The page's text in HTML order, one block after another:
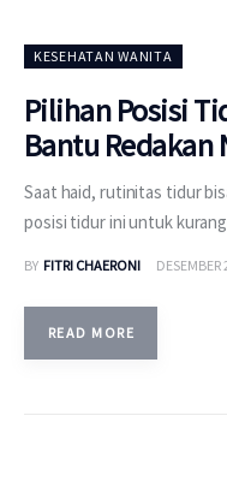
KESEHATAN WANITA
Pilihan Posisi
Bantu Redakan
Saat haid, rutinitas tidur
posisi tidur ini untuk
BY FITRI CHAERONI DESEMBER
READ MORE